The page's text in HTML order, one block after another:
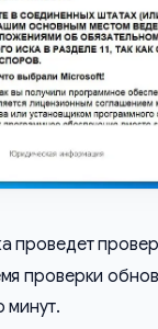
проведет
проверки
минут.